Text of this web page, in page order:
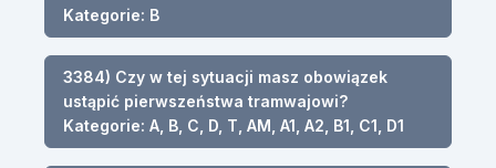
Kategorie: B
3384) Czy w tej sytuacji masz obowiązek
ustąpić pierwszeństwa tramwajowi?
Kategorie: A, B, C, D, T, AM, A1, A2, B1, C1, D1